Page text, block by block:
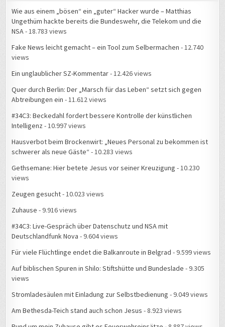
Wie aus einem „bösen“ ein „guter“ Hacker wurde – Matthias
Ungethüm hackte bereits die Bundeswehr, die Telekom und die
NSA - 18.783 views
Fake News leicht gemacht – ein Tool zum Selbermachen - 12.740
views
Ein unglaublicher SZ-Kommentar- 12.426 views
Quer durch Berlin: Der „Marsch für das Leben“ setzt sich gegen
Abtreibungen ein - 11.612 views
#34C3: Beckedahl fordert bessere Kontrolle der künstlichen
Intelligenz - 10.997 views
Hausverbot beim Brockenwirt: „Neues Personal zu bekommen ist
schwerer als neue Gäste“ - 10.283 views
Gethsemane: Hier betete Jesus vor seiner Kreuzigung - 10.230
views
Zeugen gesucht- 10.023 views
Zuhause - 9.916 views
#34C3: Live-Gespräch über Datenschutz und NSA mit
Deutschlandfunk Nova - 9.604 views
Für viele Flüchtlinge endet die Balkanroute in Belgrad - 9.599 views
Auf biblischen Spuren in Shilo: Stiftshütte und Bundeslade - 9.305
views
Stromladesäulen mit Einladung zur Selbstbedienung - 9.049 views
Am Bethesda-Teich stand auch schon Jesus - 8.923 views